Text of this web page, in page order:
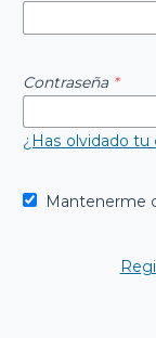
Contraseña *
¿Has olvidado tu
Mantenerme